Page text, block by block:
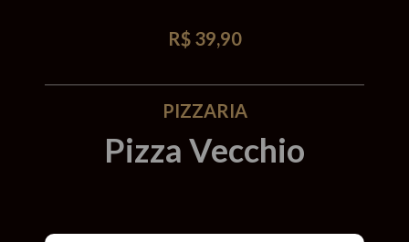
R$ 39,90
PIZZARIA
Pizza Vecchio